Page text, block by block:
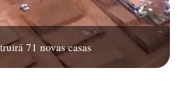
71 novas casas